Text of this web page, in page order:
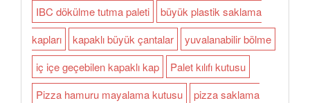
IBC dökülme tutma paleti
büyük plastik saklama
kapları
kapaklı büyük çantalar
yuvalanabilir bölme
iç içe geçebilen kapaklı kap
Palet kılıfı kutusu
Pizza hamuru mayalama kutusu
pizza saklama